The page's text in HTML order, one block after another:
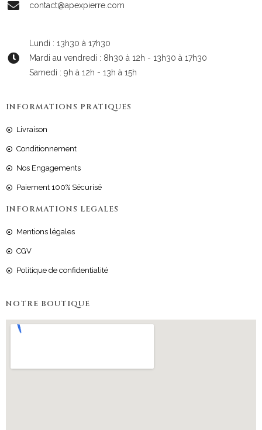
contact@apexpierre.com
Lundi : 13h30 à 17h30
Mardi au vendredi : 8h30 à 12h - 13h30 à 17h30
Samedi : 9h à 12h - 13h à 15h
INFORMATIONS PRATIQUES
Livraison
Conditionnement
Nos Engagements
Paiement 100% Sécurisé
INFORMATIONS LEGALES
Mentions légales
CGV
Politique de confidentialité
NOTRE BOUTIQUE